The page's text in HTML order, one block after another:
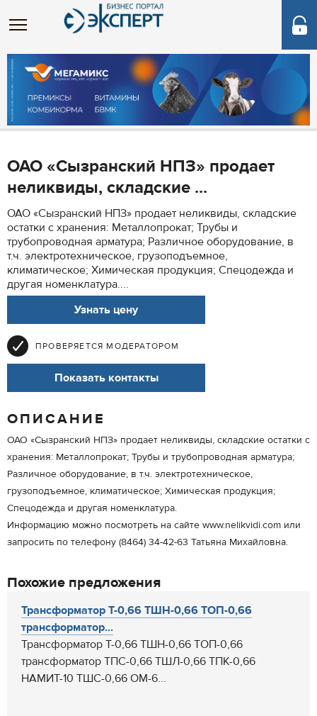
ОАО «Сызранский НПЗ» продает
неликвиды, складские ...
ОАО «Сызранский НПЗ» продает неликвиды, складские
остатки с хранения: Металлопрокат; Трубы и
трубопроводная арматура; Различное оборудование, в
т.ч. электротехническое, грузоподъемное,
климатическое; Химическая продукция; Спецодежда и
другая номенклатура....
Узнать цену
ПРОВЕРЯЕТСЯ МОДЕРАТОРОМ
Показать контакты
ОПИСАНИЕ
ОАО «Сызранский НПЗ» продает неликвиды, складские остатки с
хранения: Металлопрокат; Трубы и трубопроводная арматура;
Различное оборудование, в т.ч. электротехническое,
грузоподъемное, климатическое; Химическая продукция;
Спецодежда и другая номенклатура.
Информацию можно посмотреть на сайте www.nelikvidi.com или
запросить по телефону (8464) 34-42-63 Татьяна Михайловна.
Похожие предложения
Трансформатор Т-0,66 ТШН-0,66 ТОП-0,66
трансформатор...
Трансформатор Т-0,66 ТШН-0,66 ТОП-0,66
трансформатор ТПС-0,66 ТШЛ-0,66 ТПК-0,66
НАМИТ-10 ТШС-0,66 ОМ-6...